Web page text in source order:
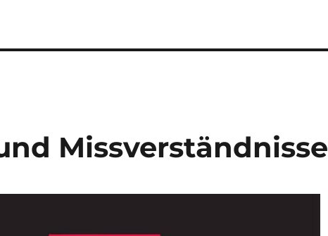
Missverständnisse